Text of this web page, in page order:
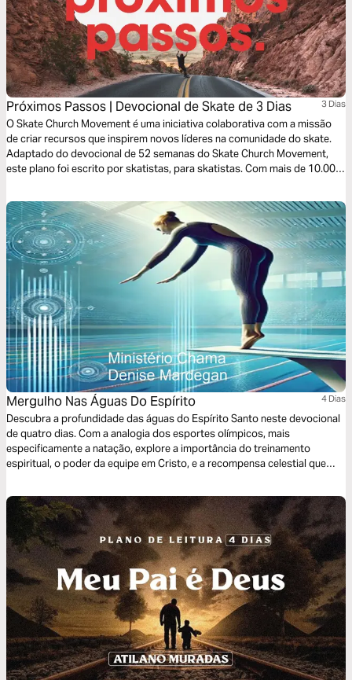
Próximos Passos | Devocional de Skate de 3 Dias 3 Dias
O Skate Church Movement é uma iniciativa colaborativa com a missão
de criar recursos que inspirem novos líderes na comunidade do skate.
Adaptado do devocional de 52 semanas do Skate Church Movement,
este plano foi escrito por skatistas, para skatistas. Com mais de 10.000
capacitar pessoas a unirem sua paixão pelo skate com seu amor por
Jesus para impactar o mundo através dos esportes de ação.
Mergulho Nas Águas Do Espírito 4 Dias
Descubra a profundidade das águas do Espírito Santo neste devocional
de quatro dias. Com a analogia dos esportes olímpicos, mais
especificamente a natação, explore a importância do treinamento
espiritual, o poder da equipe em Cristo, e a recompensa celestial que